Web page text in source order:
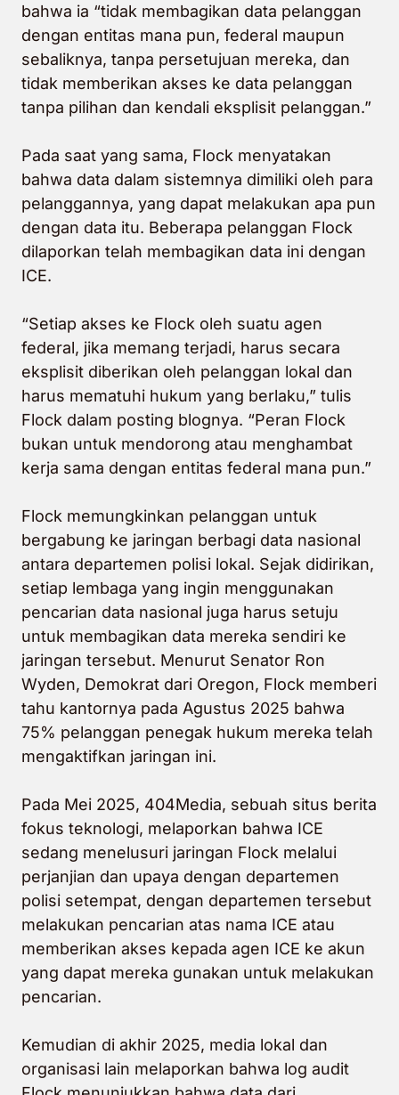
bahwa ia “tidak membagikan data pelanggan
dengan entitas mana pun, federal maupun
sebaliknya, tanpa persetujuan mereka, dan
tidak memberikan akses ke data pelanggan
tanpa pilihan dan kendali eksplisit pelanggan.”
Pada saat yang sama, Flock menyatakan
bahwa data dalam sistemnya dimiliki oleh para
pelanggannya, yang dapat melakukan apa pun
dengan data itu. Beberapa pelanggan Flock
dilaporkan telah membagikan data ini dengan
ICE.
“Setiap akses ke Flock oleh suatu agen
federal, jika memang terjadi, harus secara
eksplisit diberikan oleh pelanggan lokal dan
harus mematuhi hukum yang berlaku,” tulis
Flock dalam posting blognya. “Peran Flock
bukan untuk mendorong atau menghambat
kerja sama dengan entitas federal mana pun.”
Flock memungkinkan pelanggan untuk
bergabung ke jaringan berbagi data nasional
antara departemen polisi lokal. Sejak didirikan,
setiap lembaga yang ingin menggunakan
pencarian data nasional juga harus setuju
untuk membagikan data mereka sendiri ke
jaringan tersebut. Menurut Senator Ron
Wyden, Demokrat dari Oregon, Flock memberi
tahu kantornya pada Agustus 2025 bahwa
75% pelanggan penegak hukum mereka telah
mengaktifkan jaringan ini.
Pada Mei 2025, 404Media, sebuah situs berita
fokus teknologi, melaporkan bahwa ICE
sedang menelusuri jaringan Flock melalui
perjanjian dan upaya dengan departemen
polisi setempat, dengan departemen tersebut
melakukan pencarian atas nama ICE atau
memberikan akses kepada agen ICE ke akun
yang dapat mereka gunakan untuk melakukan
pencarian.
Kemudian di akhir 2025, media lokal dan
organisasi lain melaporkan bahwa log audit